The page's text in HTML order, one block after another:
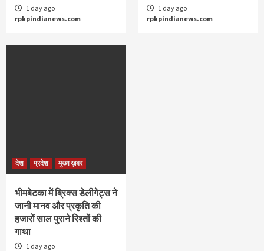
1 day ago
rpkpindianews.com
1 day ago
rpkpindianews.com
देश प्रदेश मुख्य ख़बर
भीमबेटका में ब्रिक्स डेलीगेट्स ने
जानी मानव और प्रकृति की
हजारों साल पुराने रिश्तों की
गाथा
1 day ago